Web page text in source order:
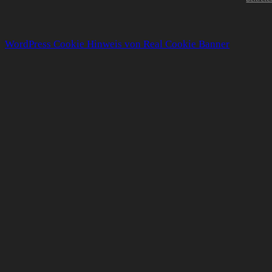
WordPress Cookie Hinweis von Real Cookie Banner